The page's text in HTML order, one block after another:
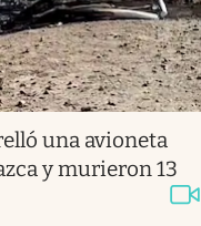
una avioneta
y murieron 13